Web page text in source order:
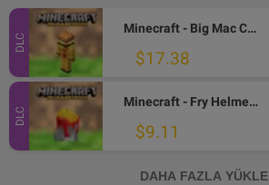
DLC
Minecraft - Big Mac Crystal Skin DLC XBOX One / Xbox Series X|S / PC CD Key
$17.38
DLC
Minecraft - Fry Helmet Skin DLC XBOX One / Xbox Series X|S / PC CD Key
$9.11
DAHA FAZLA YÜKLE